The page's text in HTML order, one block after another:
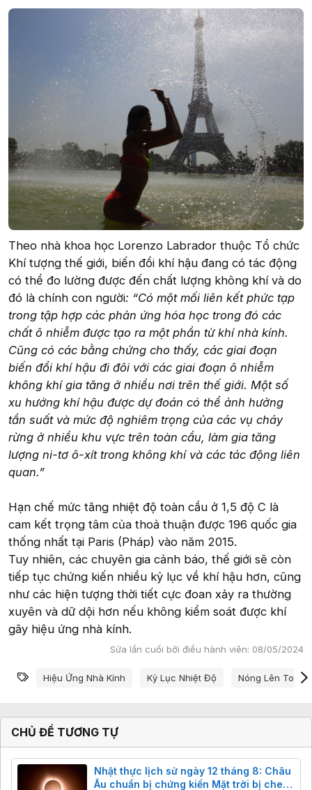
Theo nhà khoa học Lorenzo Labrador thuộc Tổ chức
Khí tượng thế giới, biến đổi khí hậu đang có tác động
có thể đo lường được đến chất lượng không khí và do
đó là chính con người: “Có một mối liên kết phức tạp
trong tập hợp các phản ứng hóa học trong đó các
chất ô nhiễm được tạo ra một phần từ khí nhà kính.
Cũng có các bằng chứng cho thấy, các giai đoạn
biến đổi khí hậu đi đôi với các giai đoạn ô nhiễm
không khí gia tăng ở nhiều nơi trên thế giới. Một số
xu hướng khí hậu được dự đoán có thể ảnh hưởng
tần suất và mức độ nghiêm trọng của các vụ cháy
rừng ở nhiều khu vực trên toàn cầu, làm gia tăng
lượng ni-tơ ô-xít trong không khí và các tác động liên
quan.”
Hạn chế mức tăng nhiệt độ toàn cầu ở 1,5 độ C là
cam kết trọng tâm của thoả thuận được 196 quốc gia
thống nhất tại Paris (Pháp) vào năm 2015.
Tuy nhiên, các chuyên gia cảnh báo, thế giới sẽ còn
tiếp tục chứng kiến nhiều kỷ lục về khí hậu hơn, cũng
như các hiện tượng thời tiết cực đoan xảy ra thường
xuyên và dữ dội hơn nếu không kiểm soát được khí
gây hiệu ứng nhà kính.
Sửa lần cuối bởi điều hành viên: 08/05/2024
Từ khóa
Hiệu Ứng Nhà Kính Kỷ Lục Nhiệt Độ Nóng Lên Toàn
CHỦ ĐỀ TƯƠNG TỰ
Nhật thực lịch sử ngày 12 tháng 8: Châu
Âu chuẩn bị chứng kiến Mặt trời bị che